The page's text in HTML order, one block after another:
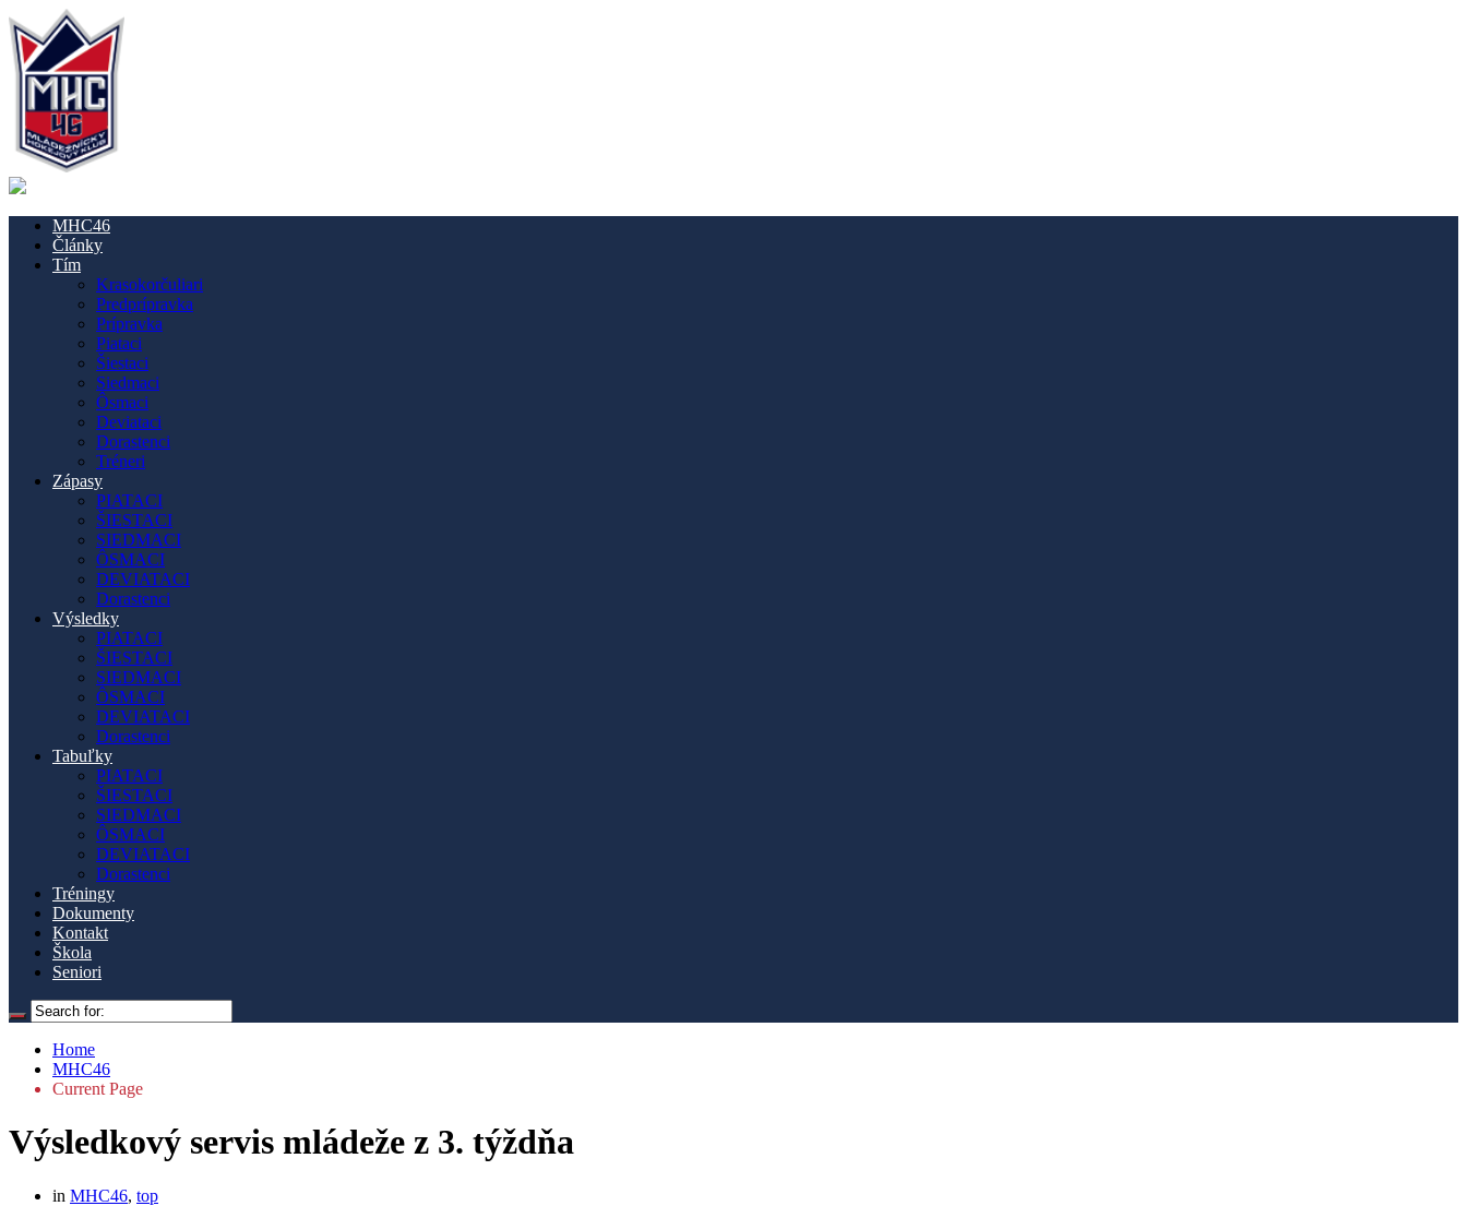
MHC46
Články
Tím
Krasokorčuliari
Predprípravka
Prípravka
Piataci
Šiestaci
Siedmaci
Ôsmaci
Deviataci
Dorastenci
Tréneri
Zápasy
PIATACI
ŠIESTACI
SIEDMACI
ÔSMACI
DEVIATACI
Dorastenci
Výsledky
PIATACI
ŠIESTACI
SIEDMACI
ÔSMACI
DEVIATACI
Dorastenci
Tabuľky
PIATACI
ŠIESTACI
SIEDMACI
ÔSMACI
DEVIATACI
Dorastenci
Tréningy
Dokumenty
Kontakt
Škola
Seniori
Home
MHC46
Current Page
Výsledkový servis mládeže z 3. týždňa
in MHC46, top